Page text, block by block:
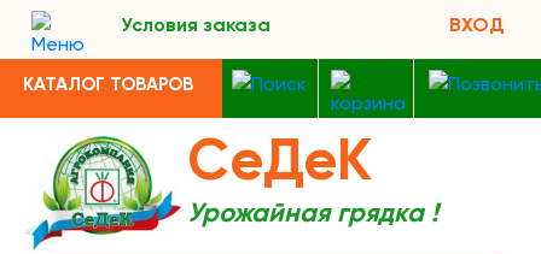
Условия заказа ВХОД
КАТАЛОГ ТОВАРОВ
СеДеК
Урожайная грядка !